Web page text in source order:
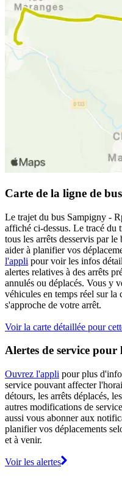
Carte de la ligne de
Le trajet du bus Sampigny -
affiché ci-dessus. Le tracé du
tous les arrêts desservis par
aider à planifier vos
l'appli pour voir les infos
alertes relatives à des arrêts
annulés ou déplacés. Vous y
véhicules en temps réel sur
s'approche de votre arrêt.
Voir la carte détaillée pour
Alertes de service
Ouvrez l'appli pour plus
service pouvant affecter
détours, les arrêts déplacés,
autres modifications de
aussi vous abonner aux
planifier vos déplacements
et à venir.
Voir les alertes